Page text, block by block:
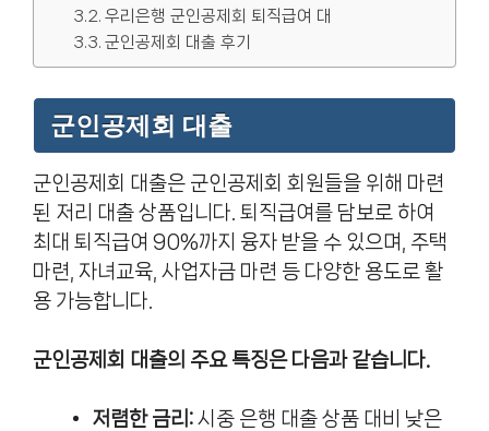
우리은행 군인공제회 퇴직급여 대
군인공제회 대출 후기
군인공제회 대출
군인공제회 대출은 군인공제회 회원들을 위해 마련
된 저리 대출 상품입니다. 퇴직급여를 담보로 하여
최대 퇴직급여 90%까지 융자 받을 수 있으며, 주택
마련, 자녀교육, 사업자금 마련 등 다양한 용도로 활
용 가능합니다.
군인공제회 대출의 주요 특징은 다음과 같습니다.
저렴한 금리: 시중 은행 대출 상품 대비 낮은